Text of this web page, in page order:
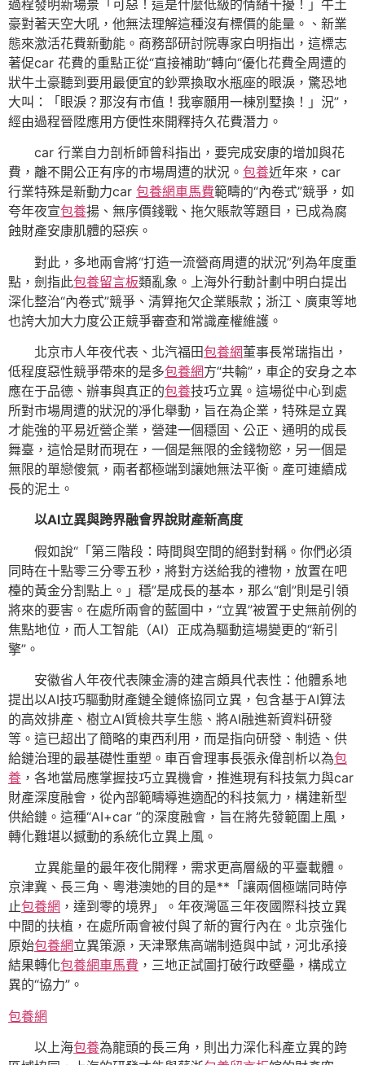
過程發明新場景「可惡！這是什麼低級的情緒干擾！」牛土
豪對著天空大吼，他無法理解這種沒有標價的能量。、新業
態來激活花費新動能。商務部研討院專家白明指出，這標志
著促car 花費的重點正從“直接補助”轉向“優化花費全周遭的
狀牛土豪聽到要用最便宜的鈔票換取水瓶座的眼淚，驚恐地
大叫：「眼淚？那沒有市值！我寧願用一棟別墅換！」況”，
經由過程晉陞應用方便性來開釋持久花費潛力。
car 行業自力剖析師曾科指出，要完成安康的增加與花
費，離不開公正有序的市場周遭的狀況。 包養近年來，car
行業特殊是新動力car 包養網車馬費範疇的“內卷式”競爭，如
夸年夜宣包養揚、無序價錢戰、拖欠賬款等題目，已成為腐
蝕財產安康肌體的惡疾。
對此，多地兩會將“打造一流營商周遭的狀況”列為年度重
點，劍指此包養留言板類亂象。上海外行動計劃中明白提出
深化整治“內卷式”競爭、清算拖欠企業賬款；浙江、廣東等地
也誇大加大力度公正競爭審查和常識產權維護。
北京市人年夜代表、北汽福田包養網董事長常瑞指出，
低程度惡性競爭帶來的是多包養網方“共輸”，車企的安身之本
應在于品德、辦事與真正的包養技巧立異。這場從中心到處
所對市場周遭的狀況的凈化舉動，旨在為企業，特殊是立異
才能強的平易近營企業，營建一個穩固、公正、通明的成長
舞臺，這恰是財而現在，一個是無限的金錢物慾，另一個是
無限的單戀傻氣，兩者都極端到讓她無法平衡。產可連續成
長的泥土。
以AI立異與跨界融會界說財產新高度
假如說“「第三階段：時間與空間的絕對對稱。你們必須
同時在十點零三分零五秒，將對方送給我的禮物，放置在吧
檯的黃金分割點上。」穩”是成長的基本，那么“創”則是引領
將來的要害。在處所兩會的藍圖中，“立異”被置于史無前例的
焦點地位，而人工智能（AI）正成為驅動這場變更的“新引
擎”。
安徽省人年夜代表陳金濤的建言頗具代表性：他體系地
提出以AI技巧驅動財產鏈全鏈條協同立異，包含基于AI算法
的高效排產、樹立AI質檢共享生態、將AI融進新資料研發
等。這已超出了簡略的東西利用，而是指向研發、制造、供
給鏈治理的最基礎性重塑。車百會理事長張永偉剖析以為包
養 ，各地當局應掌握技巧立異機會，推進現有科技氣力與car
財產深度融會，從內部範疇導進適配的科技氣力，構建新型
供給鏈。這種“AI+car ”的深度融會，旨在將先發範圍上風，
轉化難堪以撼動的系統化立異上風。
立異能量的最年夜化開釋，需求更高層級的平臺載體。
京津冀、長三角、粵港澳她的目的是**「讓兩個極端同時停
止包養網 ，達到零的境界」。年夜灣區三年夜國際科技立異
中間的扶植，在處所兩會被付與了新的實行內在。北京強化
原始包養網立異策源，天津聚焦高端制造與中試，河北承接
結果轉化包養網車馬費 ，三地正試圖打破行政壁壘，構成立
異的“協力”。
包養網
以上海包養為龍頭的長三角，則出力深化科產立異的跨